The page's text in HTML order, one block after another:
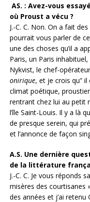
AS. : Avez-vous
où Proust a vécu ?
J.-C. C. Non. On a fait
pourrait vous parler de
une des choses qu’il a
Paris, un Paris
Nykvist, le chef-
onirique, et je crois qu”
climat poétique,
rentrant chez lui au petit
l’île Saint-Louis. Il y a là
de presque serein, qui
et l’annonce de façon
A.S. Une dernière
de la littérature
J.-C. C. Je vous réponds
misères des courtisanes
des années et j’ai